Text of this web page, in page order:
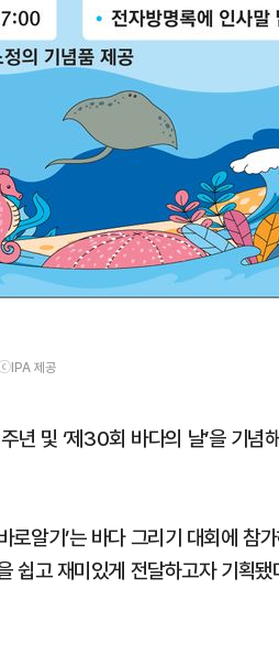
ⓒIPA 제공
및 ‘제30회 바다의 날’을 기념
알기’는 바다 그리기 대회에 참
쉽고 재미있게 전달하고자 기획됐